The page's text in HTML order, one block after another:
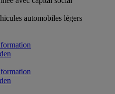
automobiles légers